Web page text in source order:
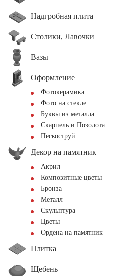
Надгробная плита
Столики, Лавочки
Вазы
Оформление
Фотокерамика
Фото на стекле
Буквы из металла
Скарпель и Позолота
Пескоструй
Декор на памятник
Акрил
Композитные цветы
Бронза
Металл
Скульптура
Цветы
Ордена на памятник
Плитка
Щебень